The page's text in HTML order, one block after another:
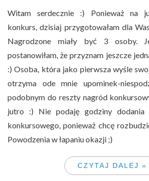
Witam serdecznie :) Ponieważ na
konkurs, dzisiaj przygotowałam dla
Nagrodzone miały być 3 osoby.
postanowiłam, że przyznam jeszcze
:) Osoba, która jako pierwsza wyśle
otrzyma ode mnie upominek-
podobnym do reszty nagród
jutro :) Nie podaję godziny dodania
konkursowego, ponieważ chcę
Powodzenia w łapaniu okazji ;)
CZYTAJ DALEJ »